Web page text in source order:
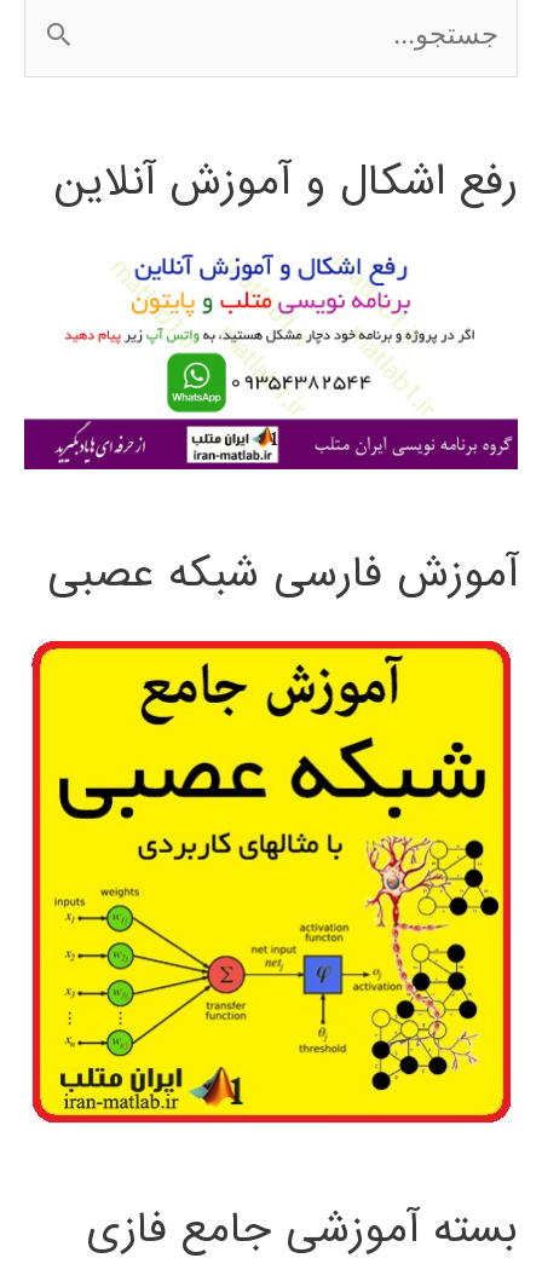
متلب
MATLAB
س
ج
ی
رفع اشکال و آموزش آنلاین
آموزش فارسی شبکه عصبی
بسته آموزشی جامع فازی